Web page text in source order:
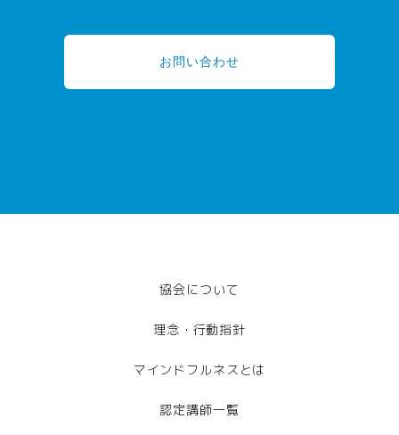
お問い合わせ
協会について
理念・行動指針
マインドフルネスとは
認定講師一覧